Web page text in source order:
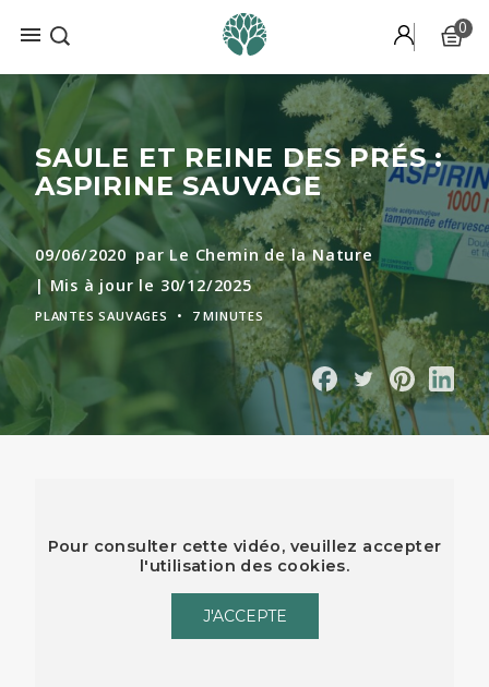
 0
SAULE ET REINE DES PRÉS :
ASPIRINE SAUVAGE
09/06/2020 par Le Chemin de la Nature
| Mis à jour le 30/12/2025
PLANTES SAUVAGES • 7 MINUTES
Pour consulter cette vidéo, veuillez accepter
l'utilisation des cookies.
J'ACCEPTE
Recevez gratuitement notre mini-formation par e-mail pour
découvrir nos 6 plantes préférées.